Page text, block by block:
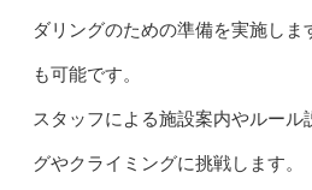
ダリングのための準備を実施しま
も可能です。
スタッフによる施設案内やルール
グやクライミングに挑戦します。